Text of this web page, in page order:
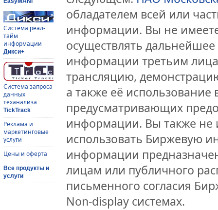
Система реал-
тайм
информации
Дикси+
Система запроса
данных
теханализа
TickTrack
Реклама и
маркетинговые
услуги
Цены и оферта
Все продукты и
услуги
обладателем всей или
информации. Вы не
осуществлять
информации третьим
трансляцию,
а также её
предусматривающих
информации. Вы также не
использовать Биржевую
информации
лицам или публичного
письменного согласия
Non-display системах.